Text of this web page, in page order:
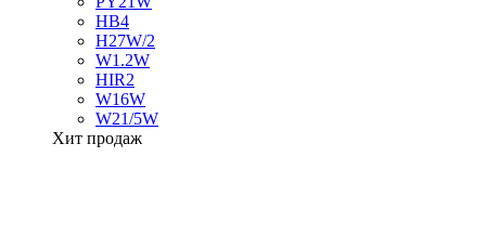
HB4
H27W/2
W1.2W
HIR2
W16W
W21/5W
Хит продаж